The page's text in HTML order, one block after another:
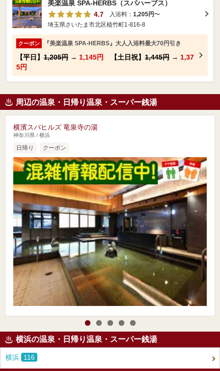
美楽温泉 SPA-HERBS（スパハーブス）
4.7
入浴料： 1,205円〜
埼玉県さいたま市北区植竹町1-816-8
クーポン 『美楽温泉 SPA-HERBS』大人入浴料最大70円引き
【平日】 1,205円 → 1,145円 【土日祝】 1,445円 → 1,37
5円
周辺の温泉・日帰り温泉・スーパー銭湯
横濱スパヒルズ 竜泉寺の湯
神奈川県 / 横浜
日帰り クーポン
横浜の温泉・日帰り温泉・スーパー銭湯
横浜 116